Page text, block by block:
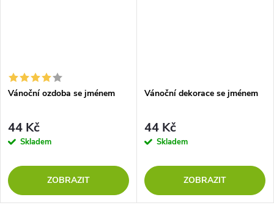
Vánoční ozdoba se jménem
44 Kč
Skladem
ZOBRAZIT
Vánoční dekorace se jménem
44 Kč
Skladem
ZOBRAZIT